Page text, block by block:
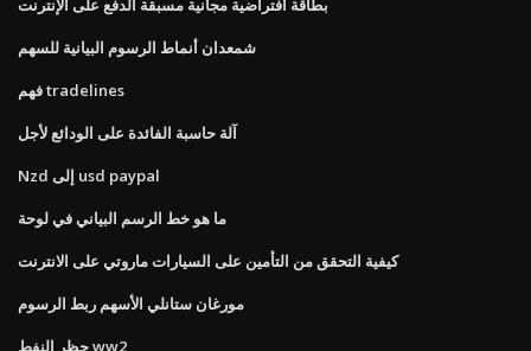
بطاقة افتراضية مجانية مسبقة الدفع على الإنترنت
شمعدان أنماط الرسوم البيانية للسهم
فهم tradelines
آلة حاسبة الفائدة على الودائع لأجل
Nzd إلى usd paypal
ما هو خط الرسم البياني في لوحة
كيفية التحقق من التأمين على السيارات ماروتي على الانترنت
مورغان ستانلي الأسهم ربط الرسوم
حظر النفط ww2